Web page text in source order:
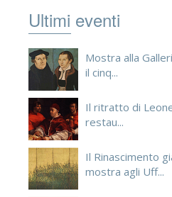
Ultimi eventi
Mostra alla
il cinq...
Il ritratto di
restau...
Il Rinascimento
mostra agli Uff...